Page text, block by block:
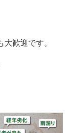
歓迎です。